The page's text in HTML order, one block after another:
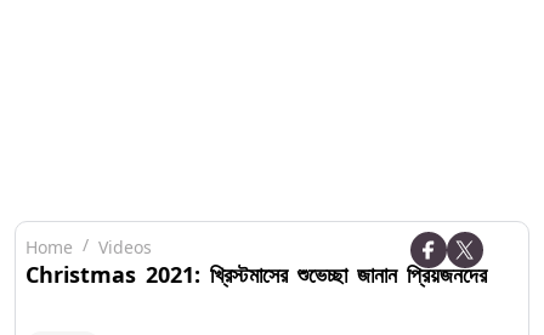
Home Videos
Christmas 2021: খ্রিস্টমাসের শুভেচ্ছা জানান প্রিয়জনদের